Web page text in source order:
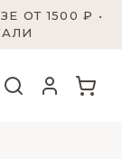
ОТ 1500 ₽ •